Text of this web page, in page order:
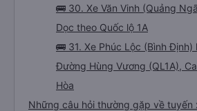
🚌 30. Xe Văn Vinh (Quảng
Dọc theo Quốc lộ 1A
🚌 31. Xe Phúc Lộc (Bình Định)
Đường Hùng Vương (QL1A),
Hòa
Những câu hỏi thường gặp về tuyến